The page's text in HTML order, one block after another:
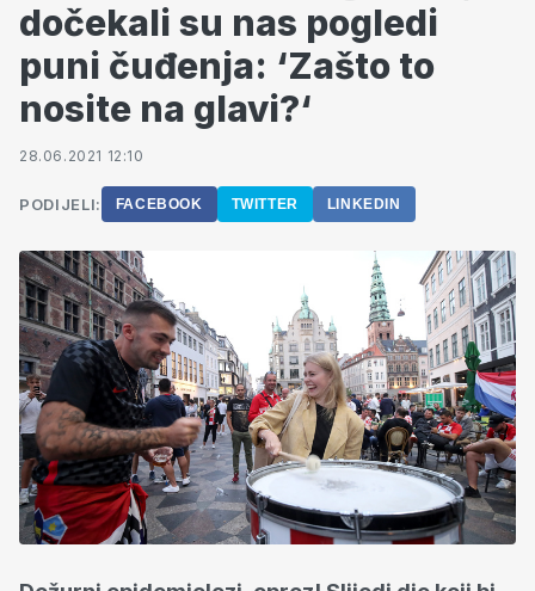
dočekali su nas pogledi
puni čuđenja: ‘Zašto to
nosite na glavi?‘
28.06.2021 12:10
PODIJELI: FACEBOOK TWITTER LINKEDIN